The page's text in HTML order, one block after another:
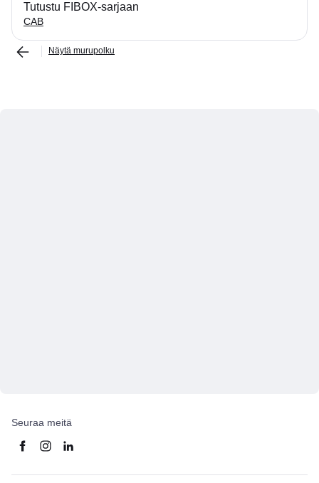
Tutustu FIBOX-sarjaan
CAB
Näytä murupolku
Seuraa meitä